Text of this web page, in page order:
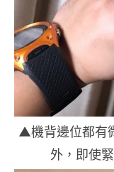
▲機背邊位都有
外，即使